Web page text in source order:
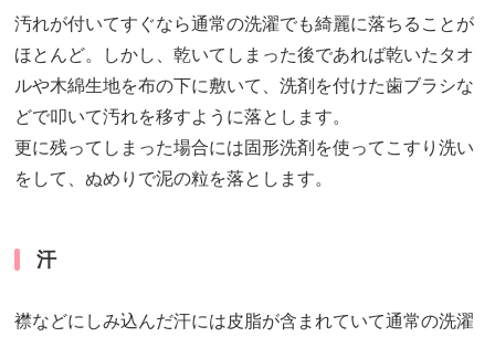
汚れが付いてすぐなら通常の洗濯でも綺麗に落ちることが
ほとんど。しかし、乾いてしまった後であれば乾いたタオ
ルや木綿生地を布の下に敷いて、洗剤を付けた歯ブラシな
どで叩いて汚れを移すように落とします。
更に残ってしまった場合には固形洗剤を使ってこすり洗い
をして、ぬめりで泥の粒を落とします。
汗
襟などにしみ込んだ汗には皮脂が含まれていて通常の洗濯